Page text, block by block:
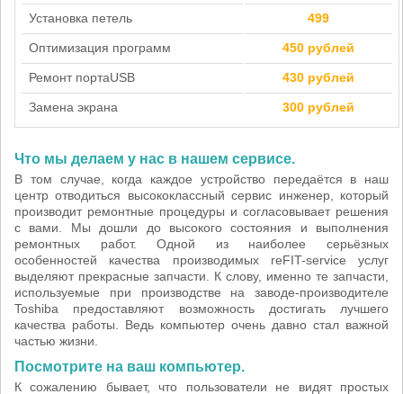
Установка петель 499
Оптимизация программ 450 рублей
Ремонт портаUSB 430 рублей
Замена экрана 300 рублей
Что мы делаем у нас в нашем сервисе.
В том случае, когда каждое устройство передаётся в наш
центр отводиться высококлассный сервис инженер, который
производит ремонтные процедуры и согласовывает решения
с вами. Мы дошли до высокого состояния и выполнения
ремонтных работ. Одной из наиболее серьёзных
особенностей качества производимых reFIT-service услуг
выделяют прекрасные запчасти. К слову, именно те запчасти,
используемые при производстве на заводе-производителе
Toshiba предоставляют возможность достигать лучшего
качества работы. Ведь компьютер очень давно стал важной
частью жизни.
Посмотрите на ваш компьютер.
К сожалению бывает, что пользователи не видят простых